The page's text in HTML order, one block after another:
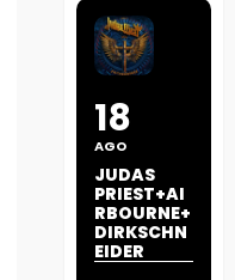
18
AGO
JUDAS
PRIEST+AI
RBOURNE+
DIRKSCHN
EIDER